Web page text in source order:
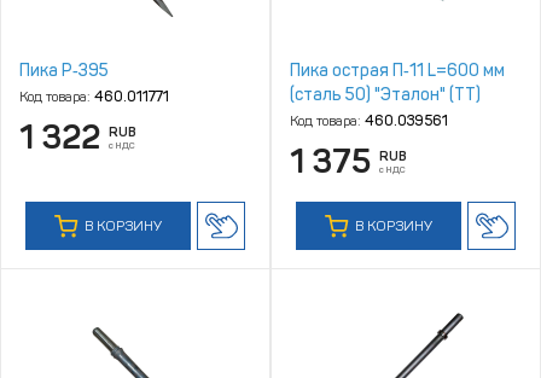
Пика P‑395
Код товара: 460.011771
1 322 RUB
с НДС
В КОРЗИНУ
Пика острая П‑11 L=600 мм
(сталь 50) "Эталон" (ТТ)
Код товара: 460.039561
1 375 RUB
с НДС
В КОРЗИНУ